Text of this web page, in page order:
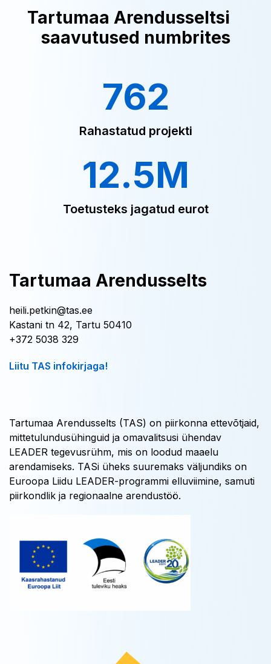
Tartumaa Arendusseltsi
saavutused numbrites
762
Rahastatud projekti
12.5M
Toetusteks jagatud eurot
Tartumaa Arendusselts
heili.petkin@tas.ee
Kastani tn 42, Tartu 50410
+372 5038 329
Liitu TAS infokirjaga!
Tartumaa Arendusselts (TAS) on piirkonna ettevõtjaid,
mittetulundusühinguid ja omavalitsusi ühendav
LEADER tegevusrühm, mis on loodud maaelu
arendamiseks. TASi üheks suuremaks väljundiks on
Euroopa Liidu LEADER-programmi elluviimine, samuti
piirkondlik ja regionaalne arendustöö.